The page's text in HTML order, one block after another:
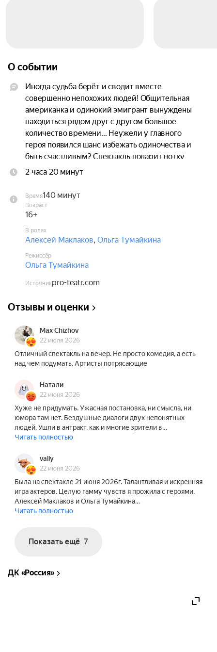
О событии
Иногда судьба берёт и сводит вместе
совершенно непохожих людей! Общительная
американка и одинокий эмигрант вынуждены
находиться рядом друг с другом большое
количество времени... Неужели у главного
героя появился шанс избежать одиночества и
быть счастливым? Спектакль подарит нотку
ностальгии, оставит приятное послевкусие и
Осторожно! В спектакле присутствует... живая
музыка!
2 часа 20 минут
Время140 минут
Возраст
16+
В ролях
Алексей Маклаков, Ольга Тумайкина
Режиссёр
Ольга Тумайкина
Источникpro-teatr.com
Отзывы и оценки
Max Chizhov
22 июля 2026
Отличный спектакль на вечер. Не просто комедия, а есть
над чем подумать. Артисты потрясающие
Натали
22 июня 2026
Хуже не придумать. Ужасная постановка, ни смысла, ни
юмора там нет. Бездушные диалоги двух непонятных
людей. Ушли в антракт, как и многие зрители в…
Читать полностью
vally
22 июня 2026
Была на спектакле 21 июня 2026г. Талантливая и искренняя
игра актеров. Целую гамму чувств я прожила с героями.
Алексей Маклаков и Ольга Тумайкина…
Читать полностью
Показать ещё 7
ДК «Россия»